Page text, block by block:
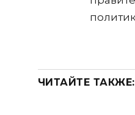
ЧИТАЙТЕ ТАКЖЕ: